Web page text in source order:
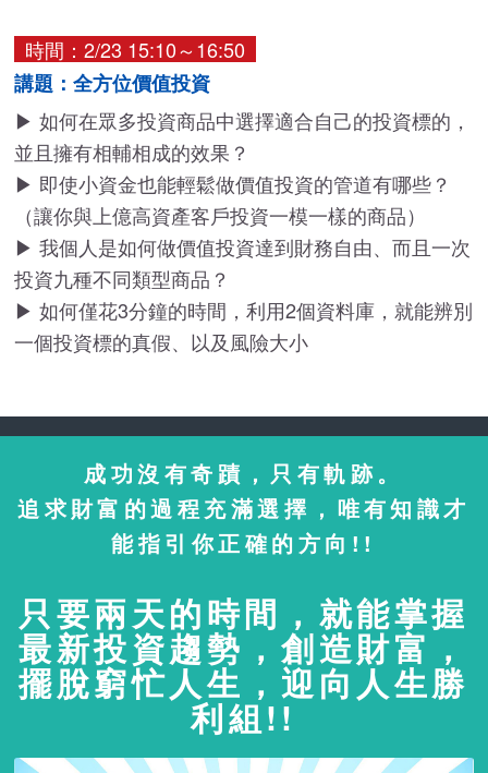
時間：2/23 15:10～16:50
講題：全方位價值投資
▶ 如何在眾多投資商品中選擇適合自己的投資標的，
並且擁有相輔相成的效果？
▶ 即使小資金也能輕鬆做價值投資的管道有哪些？
（讓你與上億高資產客戶投資一模一樣的商品）
▶ 我個人是如何做價值投資達到財務自由、而且一次
投資九種不同類型商品？
▶ 如何僅花3分鐘的時間，利用2個資料庫，就能辨別
一個投資標的真假、以及風險大小
成功沒有奇蹟，只有軌跡。
追求財富的過程充滿選擇，唯有知識才
能指引你正確的方向!!
只要兩天的時間，就能掌握
最新投資趨勢，創造財富，
擺脫窮忙人生，迎向人生勝
利組!!